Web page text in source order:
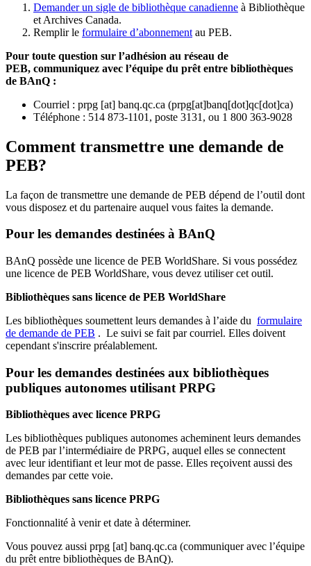
Demander un sigle de bibliothèque canadienne à Bibliothèque
et Archives Canada.
Remplir le formulaire d’abonnement au PEB.
Pour toute question sur l’adhésion au réseau de
PEB, communiquez avec l’équipe du prêt entre bibliothèques
de BAnQ :
Courriel : prpg [at] banq.qc.ca (prpg[at]banq[dot]qc[dot]ca)
Téléphone : 514 873-1101, poste 3131, ou 1 800 363-9028
Comment transmettre une demande de
PEB?
La façon de transmettre une demande de PEB dépend de l’outil dont
vous disposez et du partenaire auquel vous faites la demande.
Pour les demandes destinées à BAnQ
BAnQ possède une licence de PEB WorldShare. Si vous possédez
une licence de PEB WorldShare, vous devez utiliser cet outil.
Bibliothèques sans licence de PEB WorldShare
Les bibliothèques soumettent leurs demandes à l’aide du formulaire
de demande de PEB . Le suivi se fait par courriel. Elles doivent
cependant s'inscrire préalablement.
Pour les demandes destinées aux bibliothèques
publiques autonomes utilisant PRPG
Bibliothèques avec licence PRPG
Les bibliothèques publiques autonomes acheminent leurs demandes
de PEB par l’intermédiaire de PRPG, auquel elles se connectent
avec leur identifiant et leur mot de passe. Elles reçoivent aussi des
demandes par cette voie.
Bibliothèques sans licence PRPG
Fonctionnalité à venir et date à déterminer.
Vous pouvez aussi prpg [at] banq.qc.ca (communiquer avec l’équipe
du prêt entre bibliothèques de BAnQ).